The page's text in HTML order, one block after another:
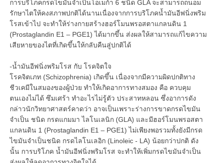
การบริโภคกรดไขมันจำเป็นโอเมก้า 6 ชนิด GLA จะสามารถถนอม
รักษาไตให้คงสภาพปกติได้นานเนื่องจากการบริโภคน้ำมันอีฟนิ่งพริม
โรสเข้าไป จะทำให้ร่างกายสร้างฮอร์โมนพรอสตาแกลนดิน 1
(Prostaglandin E1 – PGE1) ได้มากขึ้น ส่งผลให้สามารถแก้ไขความ
เสียหายของไตที่เกิดขึ้นให้กลับคืนสู่ปกติได้
-น้ำมันอีฟนิ่งพริมโรส กับ โรคจิตใจ
โรคจิตเภท (Schizophrenia) เกิดขึ้น เนื่องจากมีความผิดปกติทาง
ชีวเคมีในสมองของผู้ป่วย ทำให้เกิดอาการทางสมอง คือ ควบคุม
ตนเองไม่ได้ ซึมเศร้า ทำอะไรไม่รู้ตัว ประสาทหลอน ซึ่งอาการดัง
กล่าวนักวิทยาศาสตร์คาดว่า อาจเป็นเพราะร่างการขาดกรดไขมัน
จำเป็น ชนิด กรดแกมมา ไลโนเลนิก (GLA) และมีฮอร์โมนพรอสตา
แกลนดิน 1 (Prostaglandin E1 – PGE1) ไม่เพียงพอรวมทั้งยังมีกรด
ไขมันจำเป็นชนิด กรดไลโนเลอิก (Linoleic - LA) น้อยกว่าปกติ ดัง
นั้น การบริโภค น้ำมันอีฟนิ่งพริมโรส จะทำให้เพิ่มกรดไขมันจำเป็น